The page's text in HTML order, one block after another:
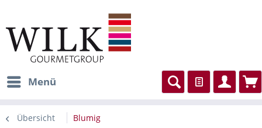
Menü
Übersicht Blumig